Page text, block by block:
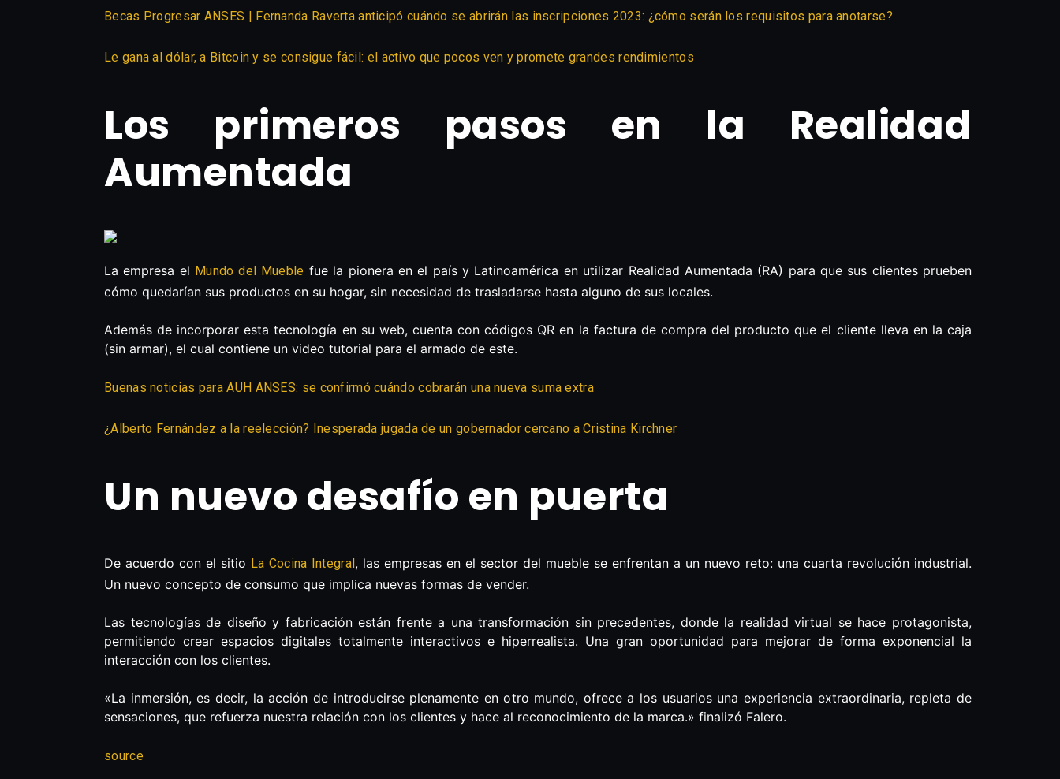
Becas Progresar ANSES | Fernanda Raverta anticipó cuándo se abrirán las inscripciones 2023: ¿cómo serán los requisitos para anotarse?
Le gana al dólar, a Bitcoin y se consigue fácil: el activo que pocos ven y promete grandes rendimientos
Los primeros pasos en la Realidad
Aumentada
La empresa el Mundo del Mueble fue la pionera en el país y Latinoamérica en utilizar Realidad Aumentada (RA) para que sus clientes prueben
cómo quedarían sus productos en su hogar, sin necesidad de trasladarse hasta alguno de sus locales.
Además de incorporar esta tecnología en su web, cuenta con códigos QR en la factura de compra del producto que el cliente lleva en la caja
(sin armar), el cual contiene un video tutorial para el armado de este.
Buenas noticias para AUH ANSES: se confirmó cuándo cobrarán una nueva suma extra
¿Alberto Fernández a la reelección? Inesperada jugada de un gobernador cercano a Cristina Kirchner
Un nuevo desafío en puerta
De acuerdo con el sitio La Cocina Integral, las empresas en el sector del mueble se enfrentan a un nuevo reto: una cuarta revolución industrial.
Un nuevo concepto de consumo que implica nuevas formas de vender.
Las tecnologías de diseño y fabricación están frente a una transformación sin precedentes, donde la realidad virtual se hace protagonista,
permitiendo crear espacios digitales totalmente interactivos e hiperrealista. Una gran oportunidad para mejorar de forma exponencial la
interacción con los clientes.
«La inmersión, es decir, la acción de introducirse plenamente en otro mundo, ofrece a los usuarios una experiencia extraordinaria, repleta de
sensaciones, que refuerza nuestra relación con los clientes y hace al reconocimiento de la marca.» finalizó Falero.
source